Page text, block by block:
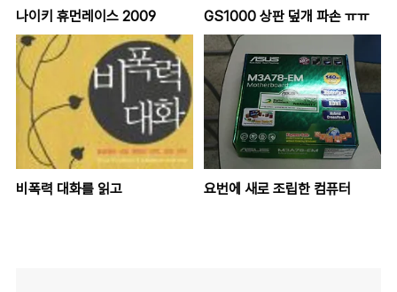
나이키 휴먼레이스 2009 GS1000 상판 덮개 파손 ㅠㅠ
비폭력 대화를 읽고 요번에 새로 조립한 컴퓨터